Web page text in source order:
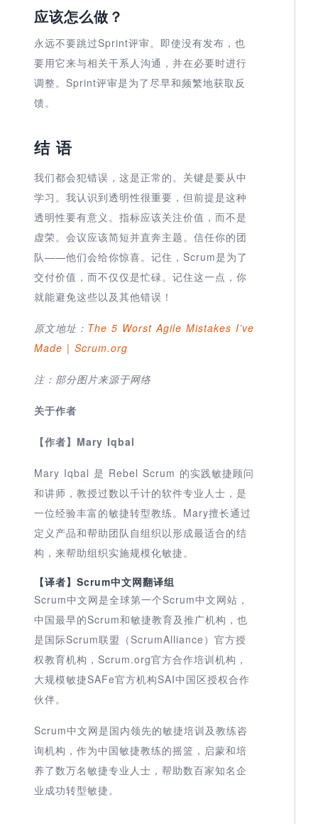
应该怎么做？
永远不要跳过Sprint评审。即使没有发布，也
要用它来与相关干系人沟通，并在必要时进行
调整。Sprint评审是为了尽早和频繁地获取反
馈。
结 语
我们都会犯错误，这是正常的。关键是要从中
学习。我认识到透明性很重要，但前提是这种
透明性要有意义。指标应该关注价值，而不是
虚荣。会议应该简短并直奔主题。信任你的团
队——他们会给你惊喜。记住，Scrum是为了
交付价值，而不仅仅是忙碌。记住这一点，你
就能避免这些以及其他错误！
原文地址： The 5 Worst Agile Mistakes I’ve
Made | Scrum.org
注：部分图片来源于网络
关于作者
【作者】 Mary Iqbal
Mary Iqbal 是 Rebel Scrum 的实践敏捷顾问
和讲师，教授过数以千计的软件专业人士，是
一位经验丰富的敏捷转型教练。Mary擅长通过
定义产品和帮助团队自组织以形成最适合的结
构，来帮助组织实施规模化敏捷。
【译者】Scrum中文网翻译组
Scrum中文网是全球第一个Scrum中文网站，
中国最早的Scrum和敏捷教育及推广机构，也
是国际Scrum联盟（ScrumAlliance）官方授
权教育机构，Scrum.org官方合作培训机构，
大规模敏捷SAFe官方机构SAI中国区授权合作
伙伴。
Scrum中文网是国内领先的敏捷培训及教练咨
询机构，作为中国敏捷教练的摇篮，启蒙和培
养了数万名敏捷专业人士，帮助数百家知名企
业成功转型敏捷。